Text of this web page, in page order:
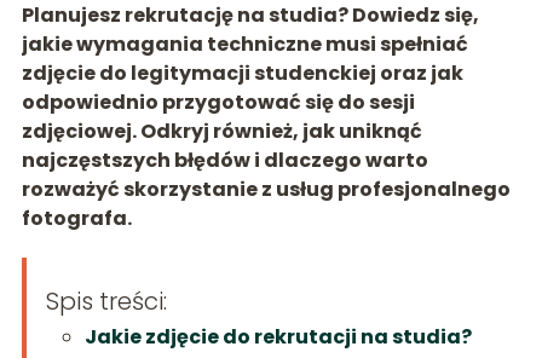
Planujesz rekrutację na studia? Dowiedz się,
jakie wymagania techniczne musi spełniać
zdjęcie do legitymacji studenckiej oraz jak
odpowiednio przygotować się do sesji
zdjęciowej. Odkryj również, jak uniknąć
najczęstszych błędów i dlaczego warto
rozważyć skorzystanie z usług profesjonalnego
fotografa.
Spis treści:
Jakie zdjęcie do rekrutacji na studia?